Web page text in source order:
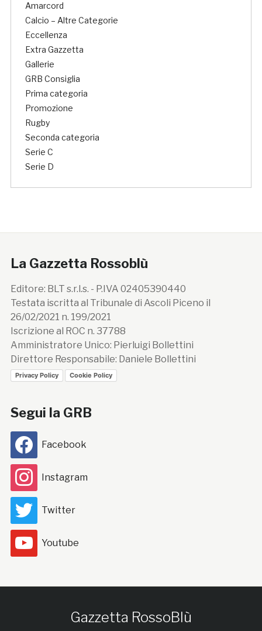
Amarcord
Calcio – Altre Categorie
Eccellenza
Extra Gazzetta
Gallerie
GRB Consiglia
Prima categoria
Promozione
Rugby
Seconda categoria
Serie C
Serie D
La Gazzetta Rossoblù
Editore: BLT s.r.l.s. - P.IVA 02405390440
Testata iscritta al Tribunale di Ascoli Piceno il
26/02/2021 n. 199/2021
Iscrizione al ROC n. 37788
Amministratore Unico: Pierluigi Bollettini
Direttore Responsabile: Daniele Bollettini
Privacy Policy Cookie Policy
Segui la GRB
Facebook
Instagram
Twitter
Youtube
Gazzetta RossoBlù